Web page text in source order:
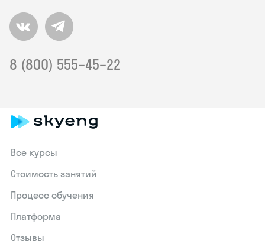
8 (800) 555–45–22
Все курсы
Стоимость занятий
Процесс обучения
Платформа
Отзывы